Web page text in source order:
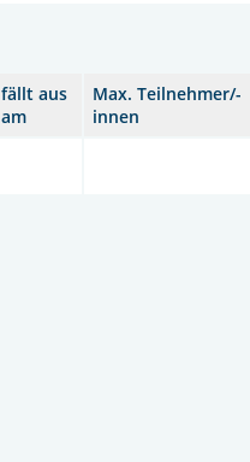
fällt aus
am
Max. Teilnehmer/-
innen